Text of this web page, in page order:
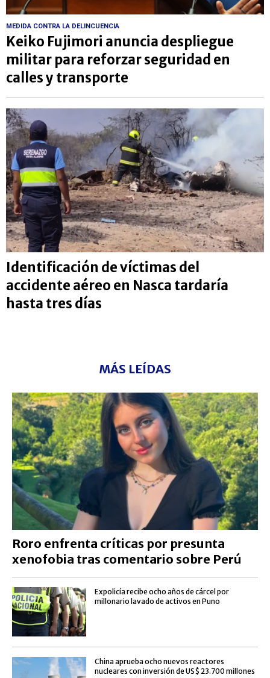
MEDIDA CONTRA LA DELINCUENCIA
Keiko Fujimori anuncia despliegue
militar para reforzar seguridad en
calles y transporte
Identificación de víctimas del
accidente aéreo en Nasca tardaría
hasta tres días
MÁS LEÍDAS
Roro enfrenta críticas por presunta
xenofobia tras comentario sobre Perú
Expolicía recibe ocho años de cárcel por
millonario lavado de activos en Puno
China aprueba ocho nuevos reactores
nucleares con inversión de US$ 23.700 millones